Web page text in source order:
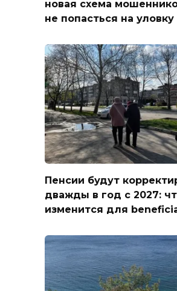
новая схема
не попасться на уловку
Пенсии будут
дважды в год с 2027:
изменится для